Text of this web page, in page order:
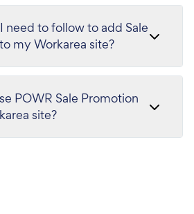
need to follow to add Sale
my Workarea site?
POWR Sale Promotion
site?